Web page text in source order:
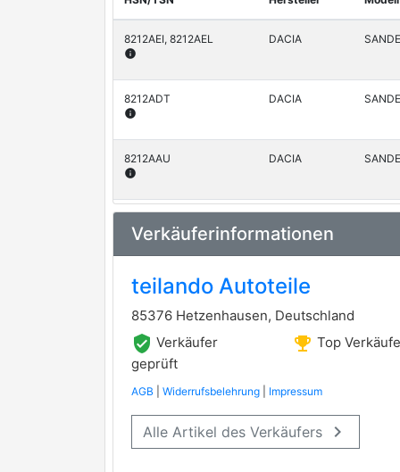
8212AEI, 8212AEL
info
DACIA
8212ADT
info
DACIA
8212AAU
info
DACIA
info
8212ADB
info
DACIA
8212ABN
info
DACIA
8212ACZ
info
DACIA
Verkäuferinformationen
teilando Autoteile
85376 Hetzenhausen, Deutschland
verified_user Verkäufer
geprüft
emoji_events Top
AGB Widerrufsbelehrung Impressum
Alle Artikel des Verkäufers keyboard_arrow_right